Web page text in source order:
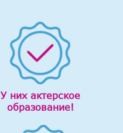
У них актерское
образование!